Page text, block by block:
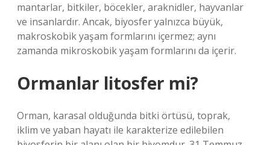
mantarlar, bitkiler, böcekler, araknidler, hayvanlar
ve insanlardır. Ancak, biyosfer yalnızca büyük,
makroskobik yaşam formlarını içermez; aynı
zamanda mikroskobik yaşam formlarını da içerir.
Ormanlar litosfer mi?
Orman, karasal olduğunda bitki örtüsü, toprak,
iklim ve yaban hayatı ile karakterize edilebilen